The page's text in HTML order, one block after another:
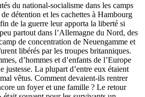
du national-socialisme dans les camps
détention et les cachettes à Hambourg
de la guerre leur apporta la liberté si
partout dans l’Allemagne du Nord, des
de concentration de Neuengamme et
libérés par les troupes britanniques.
d’hommes et d’enfants de l’Europe
justesse. La plupart d’entre eux étaient
vêtus. Comment devaient-ils rentrer
un foyer et une famille ? Le retour